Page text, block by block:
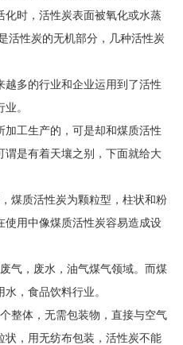
时，活性炭表面被氧化或水蒸
活性炭的无机部分，几种活性炭
多的行业和企业运用到了活性
。
工生产的，可是却和煤质活性
谓是有着天壤之别，下面就给大
煤质活性炭为颗粒型，柱状和粉
用中像煤质活性炭容易造成设
气，废水，油气煤气领域。而煤
，食品饮料行业。
整体，无需包装物，直接与空气
，用无纺布包装，活性炭不能